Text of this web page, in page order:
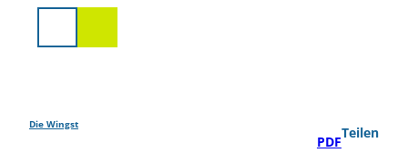
Die Wingst
PDF
Teilen